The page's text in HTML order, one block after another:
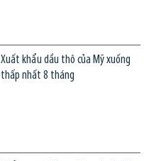
Xuất khẩu dầu thô của Mỹ xuống
thấp nhất 8 tháng